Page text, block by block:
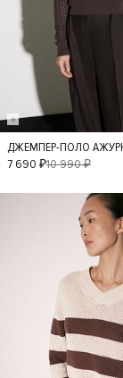
S L
7 690 ₽10 990 ₽